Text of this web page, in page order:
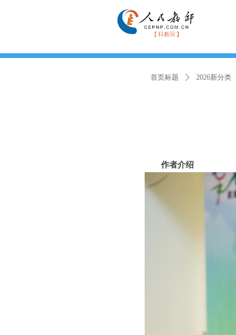
首页标题 ꄲ 2026新分类
作者介绍